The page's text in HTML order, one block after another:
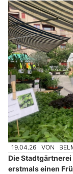
19.04.26 VON
Die
erstmals einen